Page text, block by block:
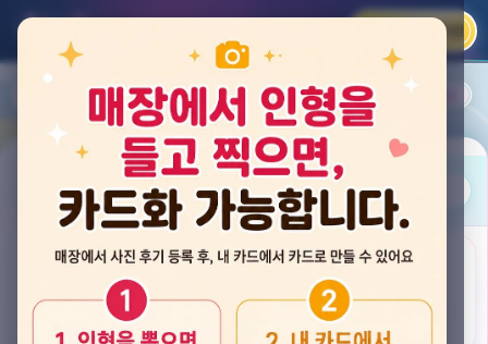
카카오 로그인
평점순 내 주변 즐겨찾기
뽑스 천안 불당점
★★★★☆ 4.2 후기 33